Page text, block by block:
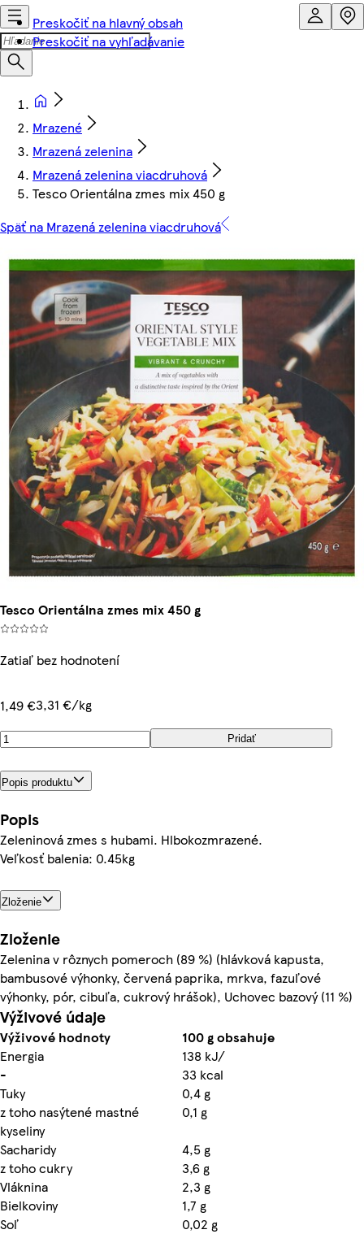
Preskočiť na hlavný obsah
Preskočiť na vyhľadávanie
Mrazené
Mrazená zelenina
Mrazená zelenina viacdruhová
Tesco Orientálna zmes mix 450 g
Späť na Mrazená zelenina viacdruhová
Tesco Orientálna zmes mix 450 g
Zatiaľ bez hodnotení
1,49 €3,31 €/kg
Pridať
Popis produktu
Popis
Zeleninová zmes s hubami. Hlbokozmrazené.
Veľkosť balenia: 0.45kg
Zloženie
Zloženie
Zelenina v rôznych pomeroch (89 %) (hlávková kapusta,
bambusové výhonky, červená paprika, mrkva, fazuľové
výhonky, pór, cibuľa, cukrový hrášok), Uchovec bazový (11 %)
Výživové údaje
Výživové hodnoty
100 g obsahuje
Energia
138 kJ/
-
33 kcal
Tuky
0,4 g
z toho nasýtené mastné
kyseliny
0,1 g
Sacharidy
4,5 g
z toho cukry
3,6 g
Vláknina
2,3 g
Bielkoviny
1,7 g
Soľ
0,02 g